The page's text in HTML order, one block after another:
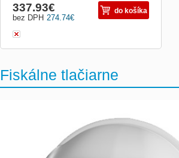
274.74€
bez DPH
337.93€ do košíka
Fiskálne tlačiarne